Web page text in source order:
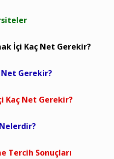
İçi Kaç Net Gerekir?
Net Gerekir?
Kaç Net Gerekir?
Tercih Sonuçları